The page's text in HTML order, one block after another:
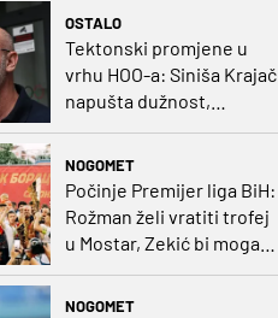
OSTALO
Tektonski promjene u
vrhu HOO-a: Siniša Krajač
napušta dužnost,
razriješeno i svih osam
NOGOMET
Počinje Premijer liga BiH:
Rožman želi vratiti trofej
u Mostar, Zekić bi mogao
NOGOMET